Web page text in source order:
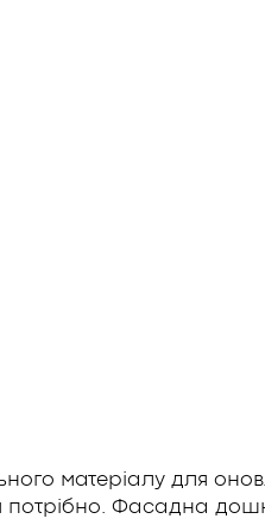
матеріалу для
Фасадна